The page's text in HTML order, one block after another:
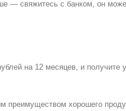
— свяжитесь с банком, он
на 12 месяцев, и получите
преимуществом хорошего